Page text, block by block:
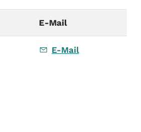
E-Mail
E-Mail